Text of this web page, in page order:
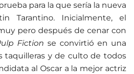
para la que sería la nueva
Tarantino. Inicialmente, el
pero después de cenar con
Fiction se convirtió en una
taquilleras y de culto de todos
al Oscar a la mejor actriz